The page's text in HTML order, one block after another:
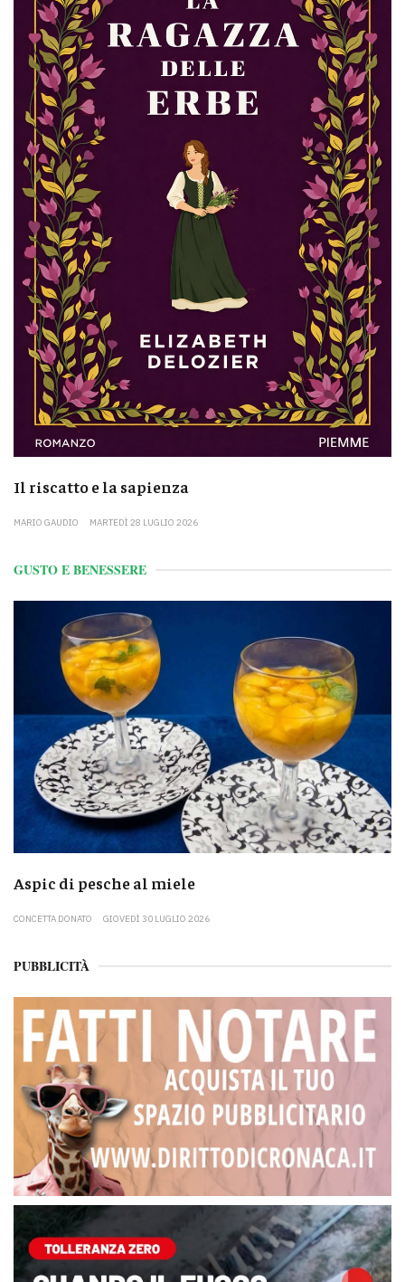
Il riscatto e la sapienza
MARIO GAUDIO MARTEDÌ 28 LUGLIO 2026
GUSTO E BENESSERE
Aspic di pesche al miele
CONCETTA DONATO GIOVEDÌ 30 LUGLIO 2026
PUBBLICITÀ